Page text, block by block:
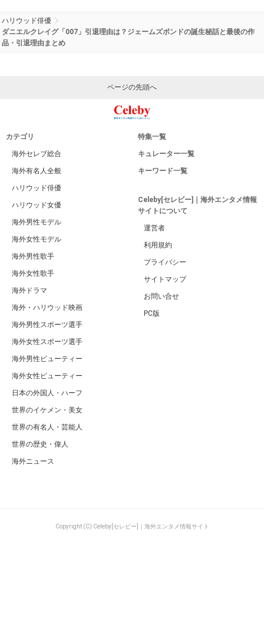
ハリウッド俳優
ダニエルクレイグ「007」引退理由は？ジェームズボンドの誕生秘話と最後の作
品・引退理由まとめ
ページの先頭へ
カテゴリ
海外セレブ総合
海外有名人全般
ハリウッド俳優
ハリウッド女優
海外男性モデル
海外女性モデル
海外男性歌手
海外女性歌手
海外ドラマ
海外・ハリウッド映画
海外男性スポーツ選手
海外女性スポーツ選手
海外男性ビューティー
海外女性ビューティー
日本の外国人・ハーフ
世界のイケメン・美女
世界の有名人・芸能人
世界の歴史・偉人
海外ニュース
特集一覧
キュレーター一覧
キーワード一覧
Celeby[セレビー]｜海外エンタメ情報
サイトについて
運営者
利用規約
プライバシー
サイトマップ
お問い合せ
PC版
Copyright (C) Celeby[セレビー]｜海外エンタメ情報サイト